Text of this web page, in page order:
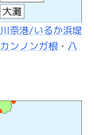
川奈港/いるか浜堤
カンノンガ根 ・ 八